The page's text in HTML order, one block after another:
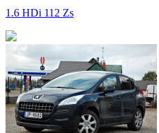
1.6 HDi 112 Zs